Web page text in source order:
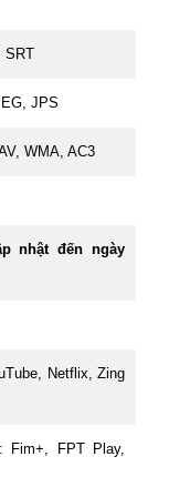
SRT
JPS
WMA, AC3
nhật đến ngày
Netflix, Zing
Fim+, FPT Play,